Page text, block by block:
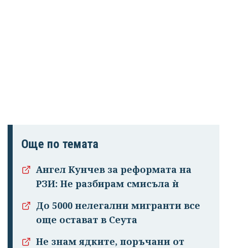
Още по темата
Ангел Кунчев за реформата на
РЗИ: Не разбирам смисъла ѝ
До 5000 нелегални мигранти все
още остават в Сеута
Не знам ядките, поръчани от